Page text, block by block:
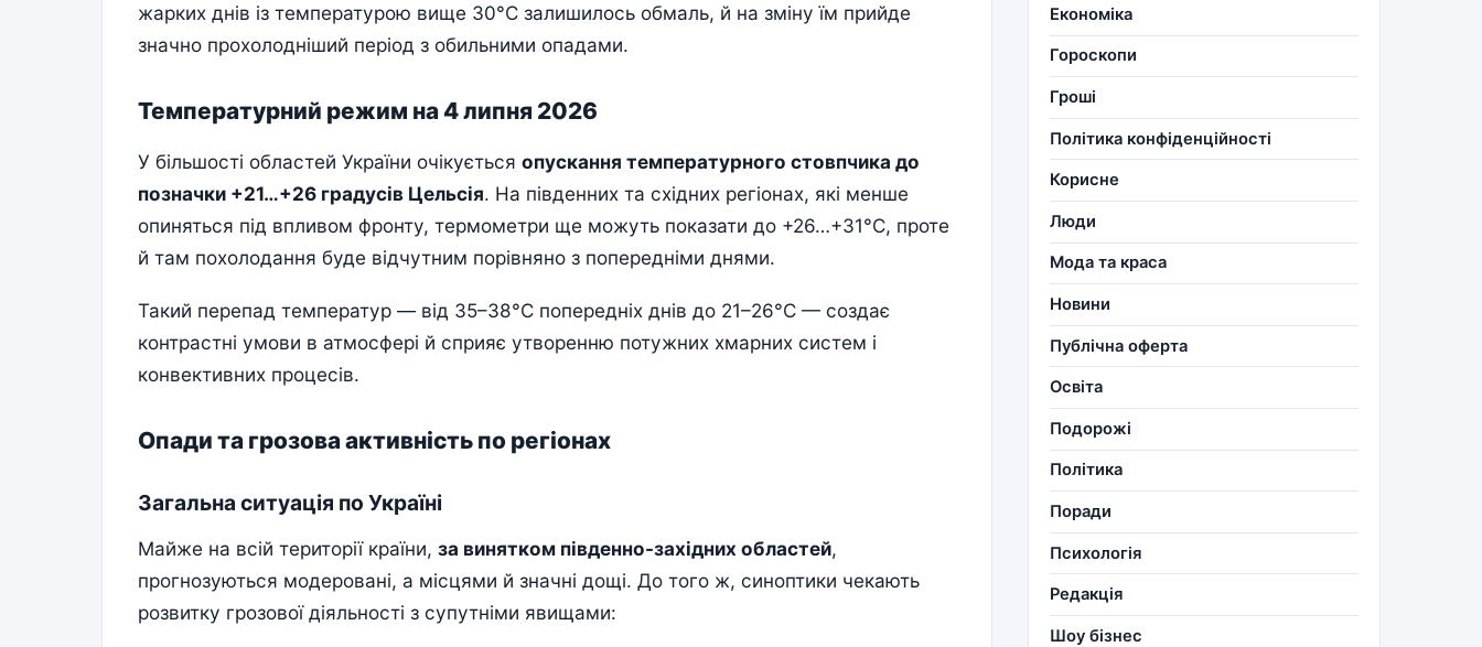
жарких днів із температурою вище 30°C залишилось обмаль, й на зміну їм прийде
значно прохолодніший період з обильними опадами.
Температурний режим на 4 липня 2026
У більшості областей України очікується опускання температурного стовпчика до
позначки +21…+26 градусів Цельсія. На південних та східних регіонах, які менше
опиняться під впливом фронту, термометри ще можуть показати до +26…+31°C, проте
й там похолодання буде відчутним порівняно з попередніми днями.
Такий перепад температур — від 35–38°C попередніх днів до 21–26°C — создає
контрастні умови в атмосфері й сприяє утворенню потужних хмарних систем і
конвективних процесів.
Опади та грозова активність по регіонах
Загальна ситуація по Україні
Майже на всій території країни, за винятком південно-західних областей,
прогнозуються модеровані, а місцями й значні дощі. До того ж, синоптики чекають
розвитку грозової діяльності з супутніми явищами:
Економіка
Гороскопи
Гроші
Політика конфіденційності
Корисне
Люди
Мода та краса
Новини
Публічна оферта
Освіта
Подорожі
Політика
Поради
Психологія
Редакція
Шоу бізнес